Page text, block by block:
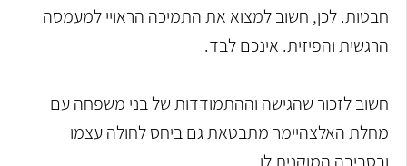
חבטות. לכן, חשוב למצוא את התמיכה הראויי למעמסה
הרגשית והפיזית. אינכם לבד.
חשוב לזכור שהגישה וההתמודדות של בני משפחה עם
מחלת האלצהיימר מתבטאת גם ביחס לחולה עצמו